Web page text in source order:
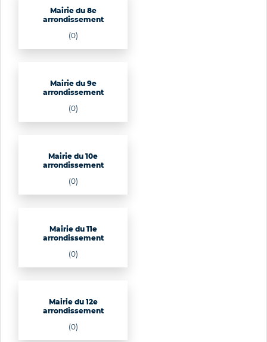
Mairie du 8e
arrondissement
(0)
Mairie du 9e
arrondissement
(0)
Mairie du 10e
arrondissement
(0)
Mairie du 11e
arrondissement
(0)
Mairie du 12e
arrondissement
(0)